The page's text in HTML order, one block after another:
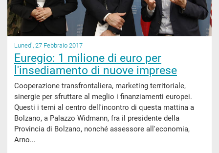
Lunedì, 27 Febbraio 2017
Euregio: 1 milione di euro per
l'insediamento di nuove imprese
Cooperazione transfrontaliera, marketing territoriale,
sinergie per sfruttare al meglio i finanziamenti europei.
Questi i temi al centro dell'incontro di questa mattina a
Bolzano, a Palazzo Widmann, fra il presidente della
Provincia di Bolzano, nonché assessore all'economia,
Arno...